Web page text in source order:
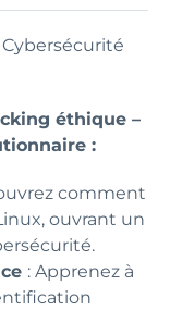
éthique –
:
comment
ouvrant un
: Apprenez à